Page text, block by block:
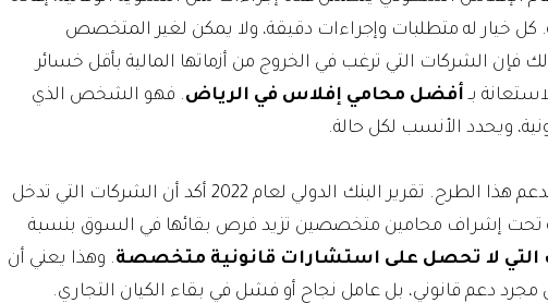
كل خيار له متطلبات وإجراءات دقيقة، ولا يمكن لغير المتخصص
فإن الشركات التي ترغب في الخروج من أزماتها المالية بأقل خسائر
بـ أفضل محامي إفلاس في الرياض. فهو الشخص الذي
ويحدد الأنسب لكل حالة.
الإحصاءات الدولية أيضًا تدعم هذا الطرح. تقرير البنك الدولي لعام 2022 أكد أن الشركات التي تدخل
تحت إشراف محامين متخصصين تزيد فرص بقائها في السوق بنسبة
. وهذا يعني أن
دعم قانوني، بل عامل نجاح أو فشل في بقاء الكيان التجاري.